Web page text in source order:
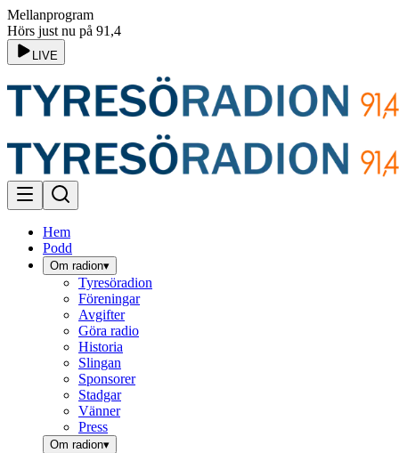
Mellanprogram
Hörs just nu på 91,4
LIVE
Hem
Podd
Om radion▾
Tyresöradion
Föreningar
Avgifter
Göra radio
Historia
Slingan
Sponsorer
Stadgar
Vänner
Press
Om radion▾